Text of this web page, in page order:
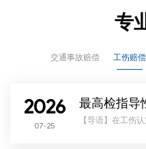
专
交通事故赔偿 工伤赔偿
2026
07-25
【导语】在工伤
权困境：上下班